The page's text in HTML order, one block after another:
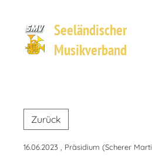
Seeländischer
Musikverband
Zurück
16.06.2023 , Präsidium (Scherer